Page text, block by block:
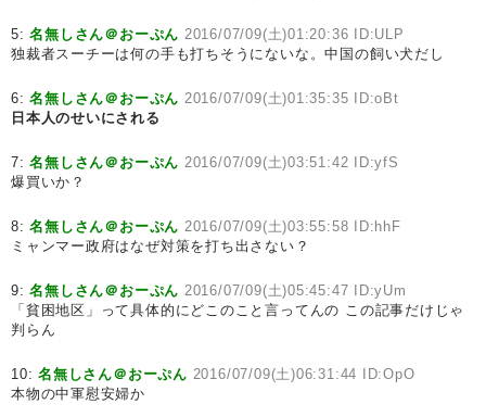
5:名無しさん＠おーぷん 2016/07/09(土)01:20:36 ID:ULP
独裁者スーチーは何の手も打ちそうにないな。中国の飼い犬だし
6:名無しさん＠おーぷん 2016/07/09(土)01:35:35 ID:oBt
日本人のせいにされる
7:名無しさん＠おーぷん 2016/07/09(土)03:51:42 ID:yfS
爆買いか？
8:名無しさん＠おーぷん 2016/07/09(土)03:55:58 ID:hhF
ミャンマー政府はなぜ対策を打ち出さない？
9:名無しさん＠おーぷん 2016/07/09(土)05:45:47 ID:yUm
「貧困地区」って具体的にどこのこと言ってんの この記事だけじゃ
判らん
10:名無しさん＠おーぷん 2016/07/09(土)06:31:44 ID:OpO
本物の中軍慰安婦か